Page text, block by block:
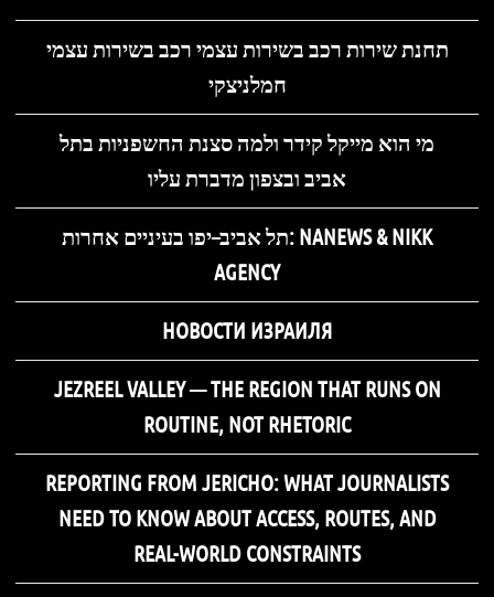
תחנת שירות רכב בשירות עצמי רכב בשירות עצמי
חמלניצקי
מי הוא מייקל קידר ולמה סצנת החשפניות בתל
אביב ובצפון מדברת עליו
תל אביב–יפו בעיניים אחרות: NANEWS & NIKK
AGENCY
НОВОСТИ ИЗРАИЛЯ
JEZREEL VALLEY — THE REGION THAT RUNS ON
ROUTINE, NOT RHETORIC
REPORTING FROM JERICHO: WHAT JOURNALISTS
NEED TO KNOW ABOUT ACCESS, ROUTES, AND
REAL-WORLD CONSTRAINTS